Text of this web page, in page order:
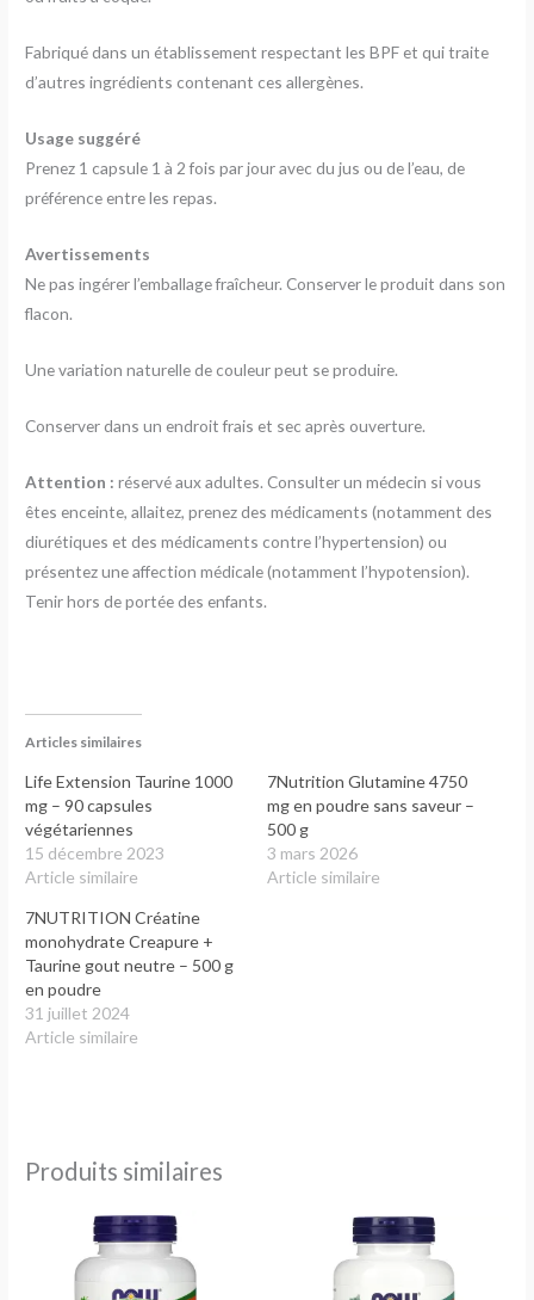
Fabriqué dans un établissement respectant les BPF et qui traite
d’autres ingrédients contenant ces allergènes.
Usage suggéré
Prenez 1 capsule 1 à 2 fois par jour avec du jus ou de l’eau, de
préférence entre les repas.
Avertissements
Ne pas ingérer l’emballage fraîcheur. Conserver le produit dans son
flacon.
Une variation naturelle de couleur peut se produire.
Conserver dans un endroit frais et sec après ouverture.
Attention : réservé aux adultes. Consulter un médecin si vous
êtes enceinte, allaitez, prenez des médicaments (notamment des
diurétiques et des médicaments contre l’hypertension) ou
présentez une affection médicale (notamment l’hypotension).
Tenir hors de portée des enfants.
Articles similaires
Life Extension Taurine 1000
mg – 90 capsules
végétariennes
15 décembre 2023
Article similaire
7Nutrition Glutamine 4750
mg en poudre sans saveur –
500 g
3 mars 2026
Article similaire
7NUTRITION Créatine
monohydrate Creapure +
Taurine gout neutre – 500 g
en poudre
31 juillet 2024
Article similaire
Produits similaires